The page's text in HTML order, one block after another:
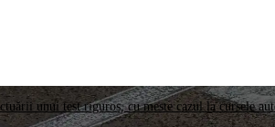
unui test riguros, cu meste cazul la cursele